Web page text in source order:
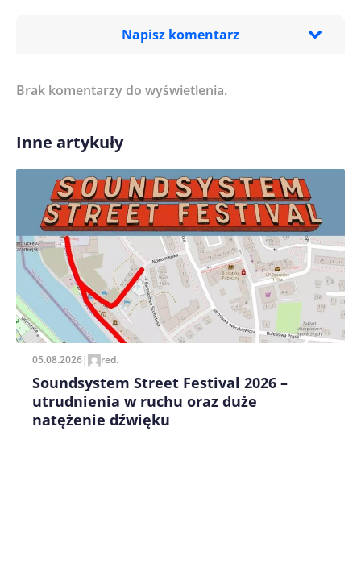
Napisz komentarz
Treść komentarza*
Imię/ Nick*
Zapamiętaj moje dane w tej przeglądarce podczas
pisania kolejnych komentarzy.
Brak komentarzy do wyświetlenia.
Inne artykuły
05.08.2026| red.
Soundsystem Street Festival 2026 –
utrudnienia w ruchu oraz duże
natężenie dźwięku